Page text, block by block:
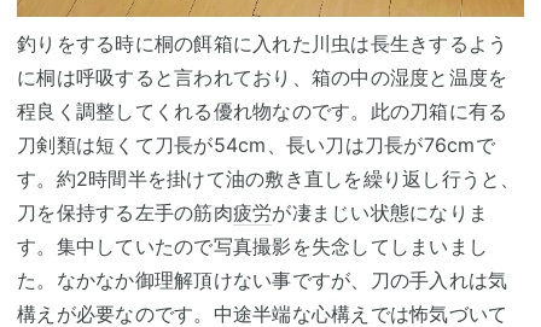
釣りをする時に桐の餌箱に入れた川虫は長生きするよう
に桐は呼吸すると言われており、箱の中の湿度と温度を
程良く調整してくれる優れ物なのです。此の刀箱に有る
刀剣類は短くて刀長が54cm、長い刀は刀長が76cmで
す。約2時間半を掛けて油の敷き直しを繰り返し行うと、
刀を保持する左手の筋肉疲労が凄まじい状態になりま
す。集中していたので写真撮影を失念してしまいまし
た。なかなか御理解頂けない事ですが、刀の手入れは気
構えが必要なのです。中途半端な心構えでは怖気づいて